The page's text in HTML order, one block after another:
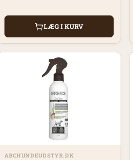
LÆG I KURV
ABCHUNDEUDSTYR.DK